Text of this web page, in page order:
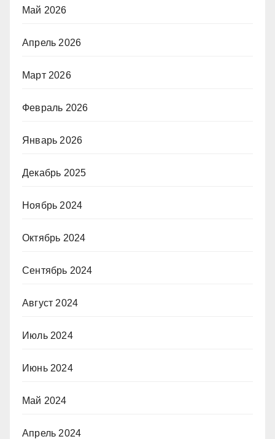
Май 2026
Апрель 2026
Март 2026
Февраль 2026
Январь 2026
Декабрь 2025
Ноябрь 2024
Октябрь 2024
Сентябрь 2024
Август 2024
Июль 2024
Июнь 2024
Май 2024
Апрель 2024